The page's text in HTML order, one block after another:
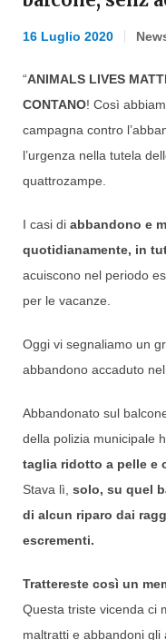
16 Luglio 2020
“ANIMALS LIVES
CONTANO! Così
campagna contro
l’urgenza nella tutela
quattrozampe.
I casi di abbandono e
quotidianamente, in
acuiscono nel periodo
per le vacanze.
Oggi vi segnaliamo un
abbandono accaduto nel
Abbandonato sul
della polizia municipale
taglia ridotto a pelle e
Stava lì, solo, su quel
di alcun riparo dai
escrementi.
Trattereste così un
Questa triste vicenda ci
maltratti e abbandoni gli